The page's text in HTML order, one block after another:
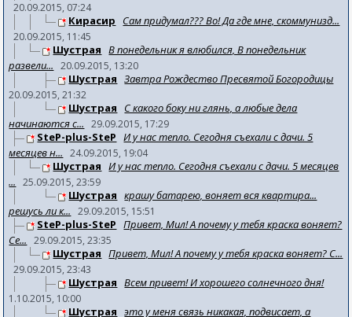
20.09.2015, 07:24
Кирасир Сам придумал??? Во! Да где мне, скоммунизд...
20.09.2015, 11:45
Шустрая В понедельник я влюбился, В понедельник
развели...
20.09.2015, 13:20
Шустрая Завтра Рождество Пресвятой Богородицы
20.09.2015, 21:32
Шустрая
С какого боку ни глянь, а любые дела
начинаются с...
29.09.2015, 17:29
SteP-plus-SteP И у нас тепло. Сегодня съехали с дачи. 5
месяцев н...
24.09.2015, 19:04
Шустрая И у нас тепло. Сегодня съехали с дачи. 5 месяцев
...
25.09.2015, 23:59
Шустрая крашу батарею, воняет вся квартира...
решусь ли к...
29.09.2015, 15:51
SteP-plus-SteP Привет, Мил! А почему у тебя краска воняет?
Се...
29.09.2015, 23:35
Шустрая Привет, Мил! А почему у тебя краска воняет? С...
29.09.2015, 23:43
Шустрая Всем привет! И хорошего солнечного дня!
1.10.2015, 10:00
Шустрая это у меня связь никакая, подвисает, а